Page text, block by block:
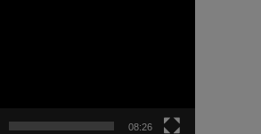
08:26